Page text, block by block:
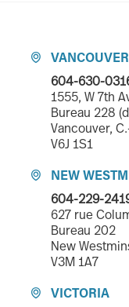

VANCOUVER
604-630-
1555, W 7th
Bureau 228
Vancouver,
V6J 1S1

NEW
604-229-
627 rue
Bureau 202
New
V3M 1A7

VICTORIA